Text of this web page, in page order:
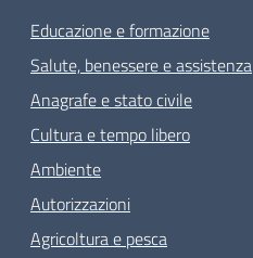
Educazione e formazione
Salute, benessere e assistenza
Anagrafe e stato civile
Cultura e tempo libero
Ambiente
Autorizzazioni
Agricoltura e pesca